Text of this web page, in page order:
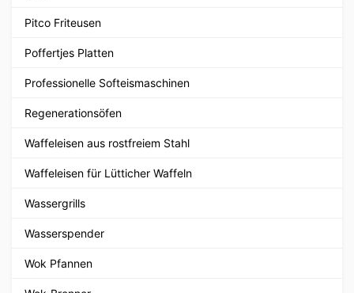
Pitco Friteusen
Poffertjes Platten
Professionelle Softeismaschinen
Regenerationsöfen
Waffeleisen aus rostfreiem Stahl
Waffeleisen für Lütticher Waffeln
Wassergrills
Wasserspender
Wok Pfannen